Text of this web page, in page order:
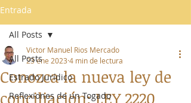
Entrada
All Posts
Estrado Jurídico
Reflexiones de un Togado
All Posts
Conozca la nueva ley de
conciliación: LEY 2220
Victor Manuel Rios Mercado
23 ene 2023 4 min de lectura